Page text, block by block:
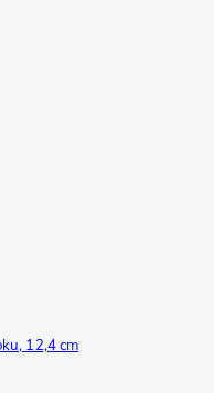
12,4 cm